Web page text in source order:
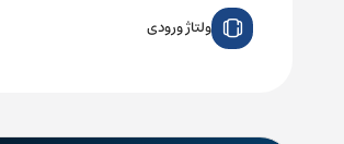
ولتاژ ورودی